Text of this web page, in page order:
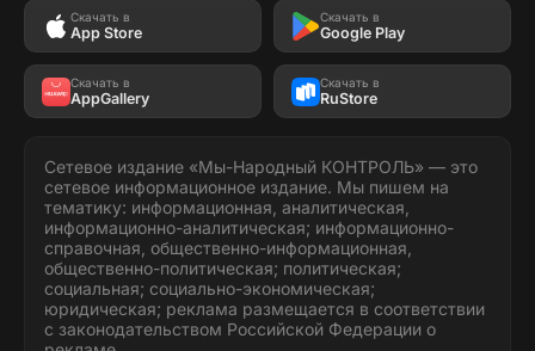
Скачать в
App Store
Скачать в
Google Play
Скачать в
AppGallery
Скачать в
RuStore
Сетевое издание «Мы-Народный КОНТРОЛЬ» — это
сетевое информационное издание. Мы пишем на
тематику: информационная, аналитическая,
информационно-аналитическая; информационно-
справочная, общественно-информационная,
общественно-политическая; политическая;
социальная; социально-экономическая;
юридическая; реклама размещается в соответствии
с законодательством Российской Федерации о